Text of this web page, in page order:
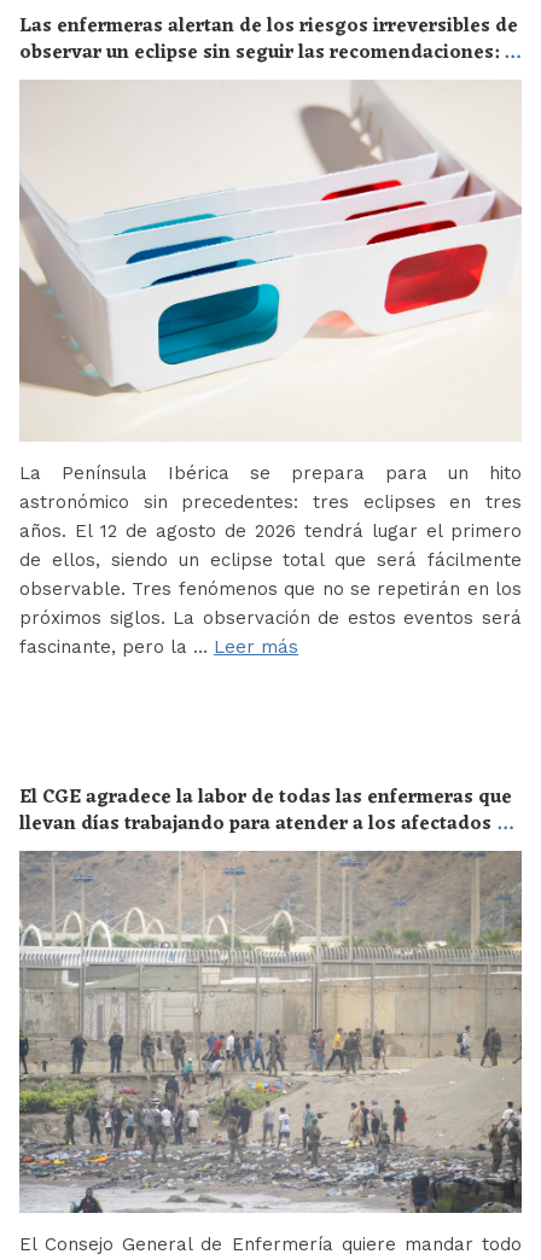
Las enfermeras alertan de los riesgos irreversibles de
observar un eclipse sin seguir las recomendaciones: la
retinopatía solar es el mayor de los peligros
La Península Ibérica se prepara para un hito
astronómico sin precedentes: tres eclipses en tres
años. El 12 de agosto de 2026 tendrá lugar el primero
de ellos, siendo un eclipse total que será fácilmente
observable. Tres fenómenos que no se repetirán en los
próximos siglos. La observación de estos eventos será
fascinante, pero la … Leer más
El CGE agradece la labor de todas las enfermeras que
llevan días trabajando para atender a los afectados de
la crisis migratoria de Ceuta
El Consejo General de Enfermería quiere mandar todo